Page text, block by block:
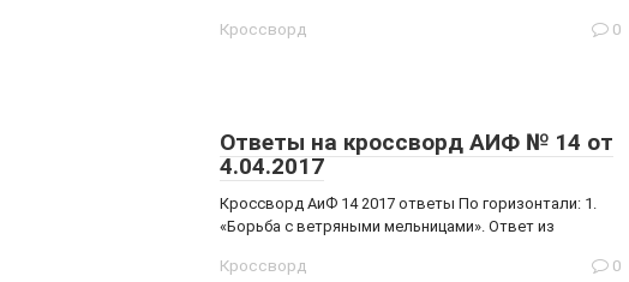
Кроссворд 0
Ответы на кроссворд АИФ № 14 от
4.04.2017
Кроссворд АиФ 14 2017 ответы По горизонтали: 1.
«Борьба с ветряными мельницами». Ответ из
Кроссворд 0